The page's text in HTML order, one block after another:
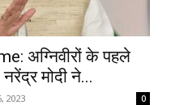
अग्निवीरों के पहले
मोदी ने...
2023 0